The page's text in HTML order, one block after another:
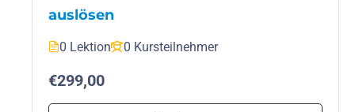
auslösen
0 Lektion 0 Kursteilnehmer
€299,00